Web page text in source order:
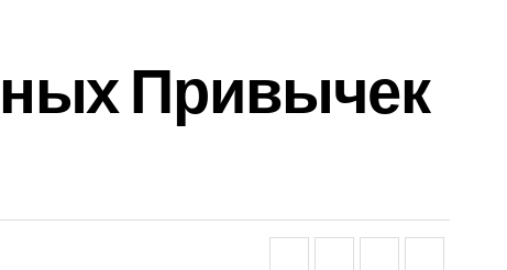
Привычек